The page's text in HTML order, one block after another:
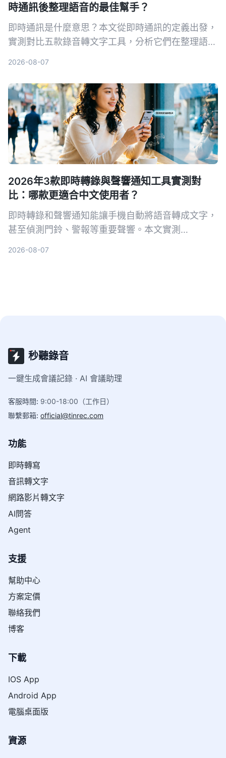
時通訊後整理語音的最佳幫手？
即時通訊是什麼意思？本文從即時通訊的定義出發，
實測對比五款錄音轉文字工具，分析它們在整理語音
2026-08-07
2026年3款即時轉錄與聲響通知工具實測對
比：哪款更適合中文使用者？
即時轉錄和聲響通知能讓手機自動將語音轉成文字，
甚至偵測門鈴、警報等重要聲響。本文實測
2026-08-07
秒聽錄音
一鍵生成會議記錄 · AI 會議助理
客服時間: 9:00-18:00（工作日）
聯繫郵箱: official@tinrec.com
功能
即時轉寫
音訊轉文字
網路影片轉文字
AI問答
Agent
支援
幫助中心
方案定價
聯絡我們
博客
下載
IOS App
Android App
電腦桌面版
資源